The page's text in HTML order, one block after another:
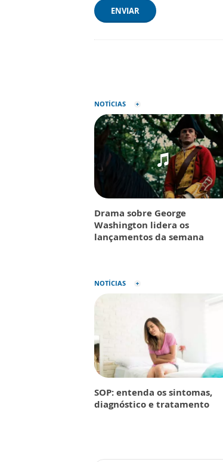
ENVIAR
NOTÍCIAS
Drama sobre George
Washington lidera os
lançamentos da semana
NOTÍCIAS
SOP: entenda os sintomas,
diagnóstico e tratamento